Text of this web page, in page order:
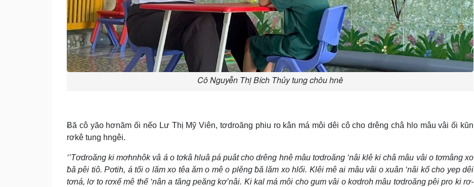
Cô Nguyễn Thị Bích Thủy tung chôu hnê
Ƀă cô yăo hơnăm ối nếo Lư Thị Mỹ Viên, tơdroăng phiu ro kân má môi dêi cô cho drêng châ hlo mâu vâi ối kŭn
rơkê tung hngêi.
‘’Tơdroăng ki mơhnhôk vâ á o tơkâ hluâ pá puât cho drêng hnê mâu tơdroăng ‘nâi klê ki châ mâu vâi o tơmâng xo
ƀă pêi tiô. Pơtih, á tối o lăm xo têa ăm o mê o plĕng ƀă lăm xo hlối. Klêi mê ai mâu vâi o xuân ‘nâi kố cho yep dêi
tơná, lơ to rơxế mê thế ‘nân a tăng peăng kơ’nâi. Ki kal má môi cho gum vâi o kơdroh mâu tơdroăng pêi pro ki rơ-